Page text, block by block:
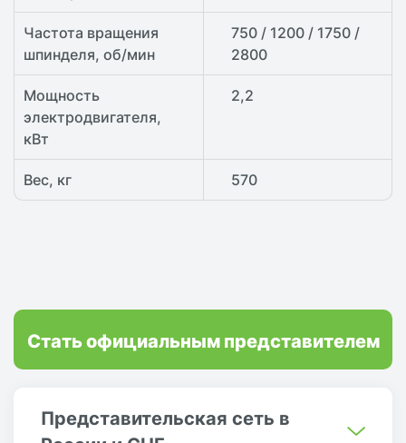
Частота вращения
шпинделя, об/мин
750 / 1200 / 1750 /
2800
Мощность
электродвигателя,
кВт
2,2
Вес, кг 570
Представительская сеть в
Стать официальным представителем